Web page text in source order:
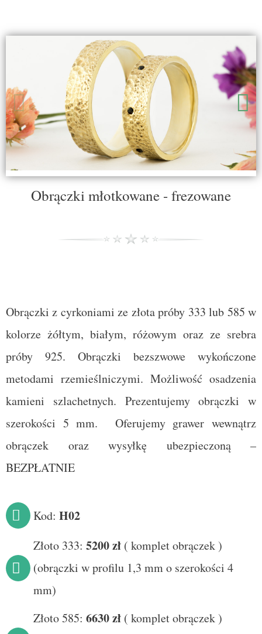
Obrączki młotkowane - frezowane
Obrączki z cyrkoniami ze złota próby 333 lub 585 w
kolorze żółtym, białym, różowym oraz ze srebra
próby 925. Obrączki bezszwowe wykończone
metodami rzemieślniczymi. Możliwość osadzenia
kamieni szlachetnych. Prezentujemy obrączki w
szerokości 5 mm.
Oferujemy grawer wewnątrz
obrączek oraz wysyłkę ubezpieczoną –
BEZPŁATNIE
Kod: H02
Złoto 333: 5200 zł ( komplet obrączek)
(obrączki w profilu 1,3 mm o szerokości 4
mm)
Złoto 585: 6630zł ( komplet obrączek)